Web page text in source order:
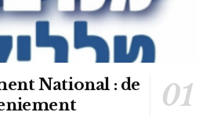
National : de